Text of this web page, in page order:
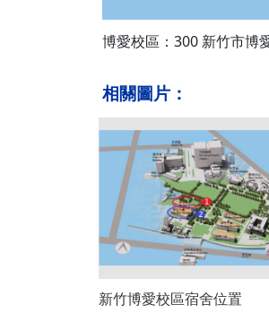
博愛校區：300 新竹市博
相關圖片：
新竹博愛校區宿舍位置